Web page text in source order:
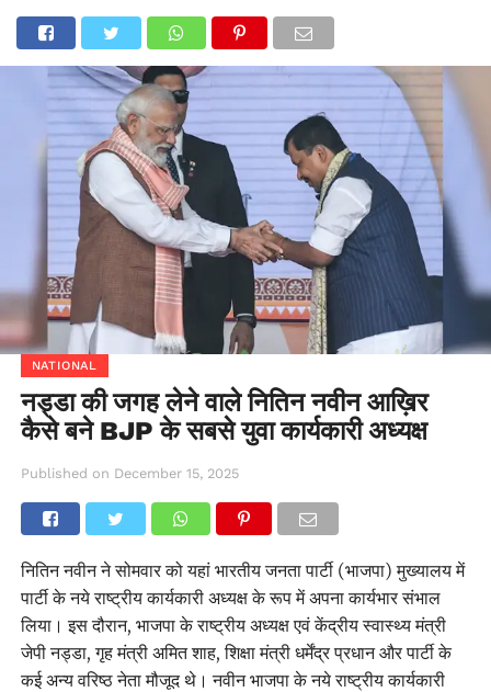
NATIONAL
नड्डा की जगह लेने वाले नितिन नवीन आख़िर
कैसे बने BJP के सबसे युवा कार्यकारी अध्यक्ष
Published on December 15, 2025
नितिन नवीन ने सोमवार को यहां भारतीय जनता पार्टी (भाजपा) मुख्यालय में
पार्टी के नये राष्ट्रीय कार्यकारी अध्यक्ष के रूप में अपना कार्यभार संभाल
लिया। इस दौरान, भाजपा के राष्ट्रीय अध्यक्ष एवं केंद्रीय स्वास्थ्य मंत्री
जेपी नड्डा, गृह मंत्री अमित शाह, शिक्षा मंत्री धर्मेंद्र प्रधान और पार्टी के
कई अन्य वरिष्ठ नेता मौजूद थे। नवीन भाजपा के नये राष्ट्रीय कार्यकारी